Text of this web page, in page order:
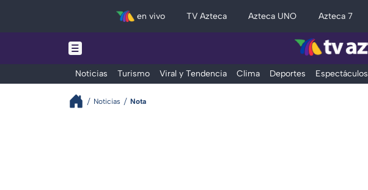
en vivo TV Azteca Azteca UNO Azteca 7
Noticias Turismo Viral y Tendencia Clima Deportes Espectáculos
Noticias Nota